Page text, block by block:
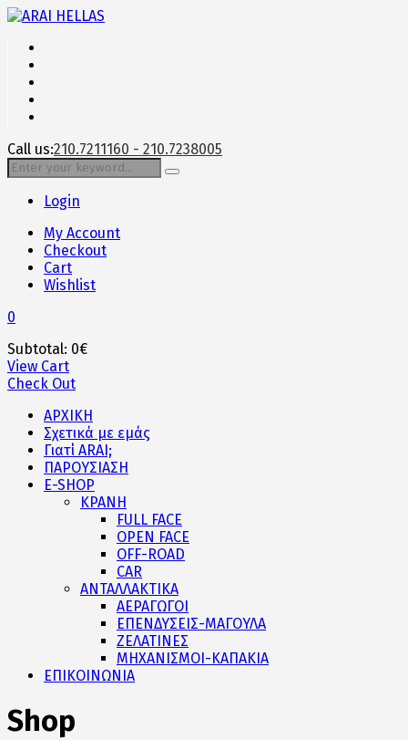
Call us:210.7211160 - 210.7238005
Login
My Account
Checkout
Cart
Wishlist
0
Subtotal: 0€
View Cart
Check Out
ΑΡΧΙΚΗ
Σχετικά με εμάς
Γιατί ARAI;
ΠΑΡΟΥΣΙΑΣΗ
E-SHOP
ΚΡΑΝΗ
FULL FACE
OPEN FACE
OFF-ROAD
CAR
ΑΝΤΑΛΛΑΚΤΙΚΑ
ΑΕΡΑΓΩΓΟΙ
ΕΠΕΝΔΥΣΕΙΣ-ΜΑΓΟΥΛΑ
ΖΕΛΑΤΙΝΕΣ
ΜΗΧΑΝΙΣΜΟΙ-ΚΑΠΑΚΙΑ
ΕΠΙΚΟΙΝΩΝΙΑ
Shop